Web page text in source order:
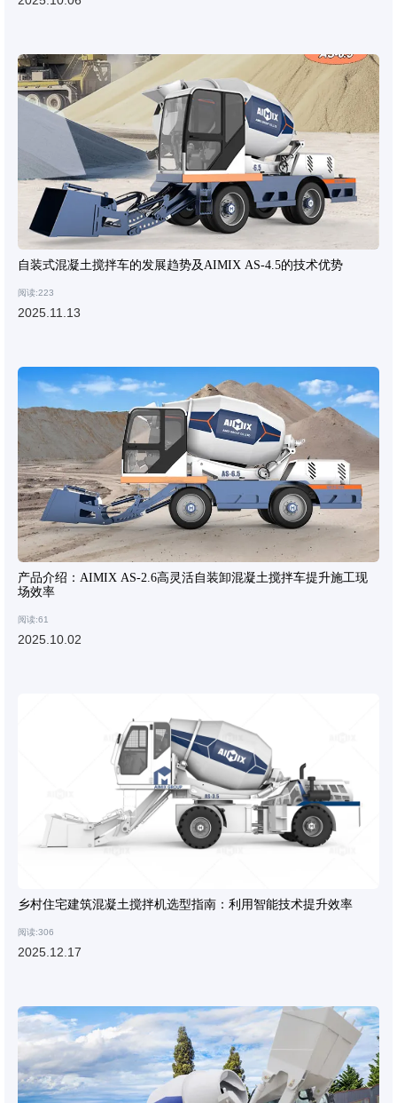
自装式混凝土搅拌车的发展趋势及AIMIX AS-4.5的技术优势
阅读:223
2025.11.13
产品介绍：AIMIX AS-2.6高灵活自装卸混凝土搅拌车提升施工现
场效率
阅读:61
2025.10.02
乡村住宅建筑混凝土搅拌机选型指南：利用智能技术提升效率
阅读:306
2025.12.17